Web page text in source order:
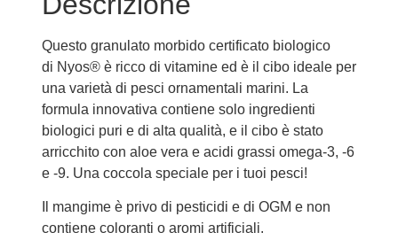
Questo granulato morbido certificato biologico
di Nyos® è ricco di vitamine ed è il cibo ideale per
una varietà di pesci ornamentali marini. La
formula innovativa contiene solo ingredienti
biologici puri e di alta qualità, e il cibo è stato
arricchito con aloe vera e acidi grassi omega-3, -6
e -9. Una coccola speciale per i tuoi pesci!
Il mangime è privo di pesticidi e di OGM e non
contiene coloranti o aromi artificiali.